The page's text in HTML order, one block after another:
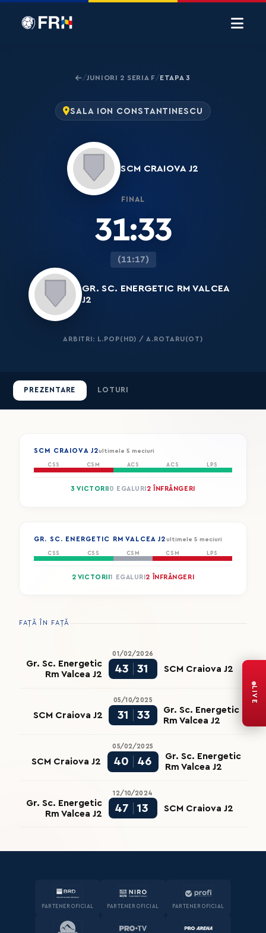
/JUNIORI 2 SERIA F/ETAPA 3
SALA ION CONSTANTINESCU
SCM CRAIOVA J2
FINAL
31:33
(11:17)
GR. SC. ENERGETIC RM VALCEA
J2
ARBITRI: L.POP(HD) / A.ROTARU(OT)
PREZENTARE LOTURI
SCM CRAIOVA J2ultimele 5 meciuri
CSS CSM ACS ACS LPS
3 VICTORII 0 EGALURI 2 ÎNFRÂNGERI
GR. SC. ENERGETIC RM VALCEA J2 ultimele 5 meciuri
CSS CSS CSM CSM LPS
2 VICTORII1 EGALURI 2 ÎNFRÂNGERI
FAȚĂ ÎN FAȚĂ
01/02/2026
Gr. Sc. Energetic
Rm Valcea J2
43 31 SCM Craiova J2
05/10/2025
SCM Craiova J2 31 33
Gr. Sc. Energetic
Rm Valcea J2
05/02/2025
SCM Craiova J2 40 46
Gr. Sc. Energetic
Rm Valcea J2
12/10/2024
Gr. Sc. Energetic
Rm Valcea J2
47 13 SCM Craiova J2
PARTENER OFICIAL PARTENER OFICIAL PARTENER OFICIAL
LIVE